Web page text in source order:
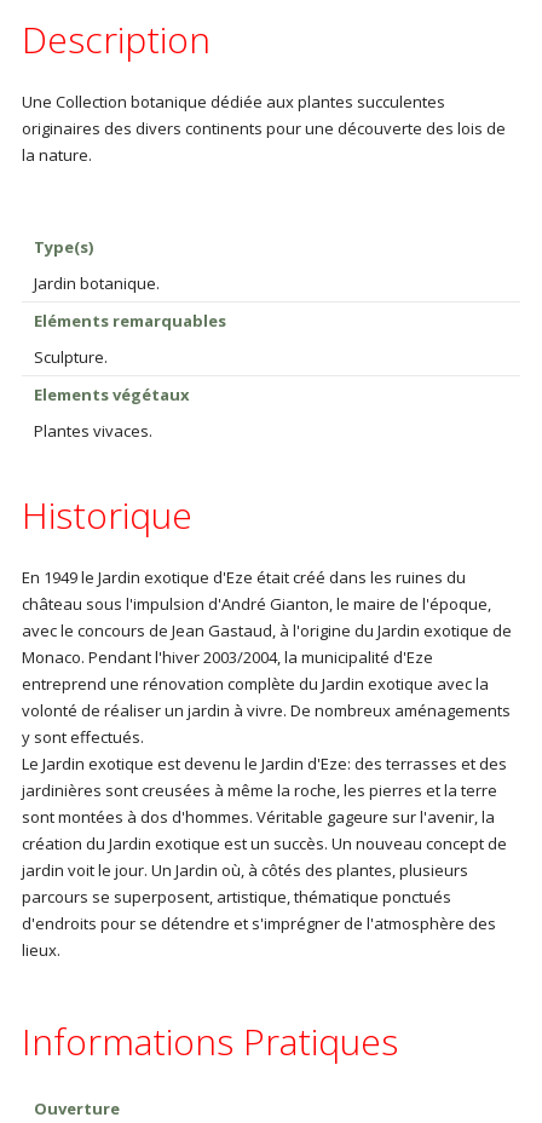
Description
Une Collection botanique dédiée aux plantes succulentes
originaires des divers continents pour une découverte des lois de
la nature.
Type(s)
Jardin botanique.
Eléments remarquables
Sculpture.
Elements végétaux
Plantes vivaces.
Historique
En 1949 le Jardin exotique d'Eze était créé dans les ruines du
château sous l'impulsion d'André Gianton, le maire de l'époque,
avec le concours de Jean Gastaud, à l'origine du Jardin exotique de
Monaco. Pendant l'hiver 2003/2004, la municipalité d'Eze
entreprend une rénovation complète du Jardin exotique avec la
volonté de réaliser un jardin à vivre. De nombreux aménagements
y sont effectués.
Le Jardin exotique est devenu le Jardin d'Eze: des terrasses et des
jardinières sont creusées à même la roche, les pierres et la terre
sont montées à dos d'hommes. Véritable gageure sur l'avenir, la
création du Jardin exotique est un succès. Un nouveau concept de
jardin voit le jour. Un Jardin où, à côtés des plantes, plusieurs
parcours se superposent, artistique, thématique ponctués
d'endroits pour se détendre et s'imprégner de l'atmosphère des
lieux.
Informations Pratiques
Ouverture